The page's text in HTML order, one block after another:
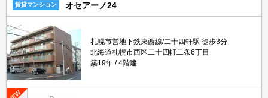
賃貸マンション オセアーノ24
札幌市営地下鉄東西線/二十四軒駅 徒歩3分
北海道札幌市西区二十四軒二条6丁目
築19年
4階建